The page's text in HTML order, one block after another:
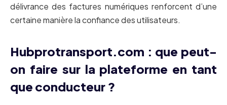
délivrance des factures numériques renforcent d’une
certaine manière la confiance des utilisateurs.
Hubprotransport.com : que peut-
on faire sur la plateforme en tant
que conducteur ?